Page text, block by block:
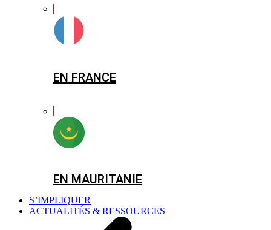
EN FRANCE
EN MAURITANIE
S’IMPLIQUER
ACTUALITÉS & RESSOURCES